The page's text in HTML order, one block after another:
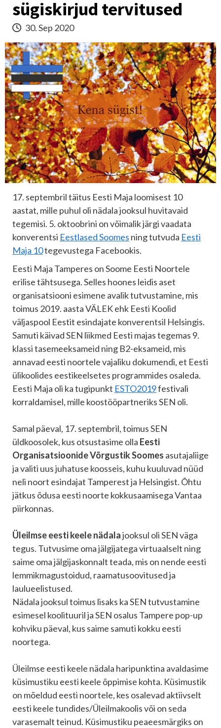
sügiskirjud tervitused
30. Sep 2020
17. septembril täitus Eesti Maja loomisest 10
aastat, mille puhul oli nädala jooksul huvitavaid
tegemisi. 5. oktoobrini on võimalik järgi vaadata
konverentsi Eestlased Soomes ning tutvuda Eesti
Maja 10tegevustega Facebookis.
Eesti Maja Tamperes on Soome Eesti Noortele
erilise tähtsusega. Selles hoones leidis aset
organisatsiooni esimene avalik tutvustamine, mis
toimus 2019. aasta VÄLEK ehk Eesti Koolid
väljaspool Eestit esindajate konverentsil Helsingis.
Samuti käivad SEN liikmed Eesti majas tegemas 9.
klassi tasemeeksameid ning B2-eksameid, mis
annavad eesti noortele vajaliku dokumendi, et Eesti
ülikoolides eestikeelsetes programmides osaleda.
Eesti Maja oli ka tugipunkt ESTO2019festivali
korraldamisel, mille koostööpartneriks SEN oli.
Samal päeval, 17. septembril, toimus SEN
üldkoosolek, kus otsustasime olla Eesti
Organisatsioonide Võrgustik Soomes asutajaliige
ja valiti uus juhatuse koosseis, kuhu kuuluvad nüüd
neli noort esindajat Tamperest ja Helsingist. Õhtu
jätkus õdusa eesti noorte kokkusaamisega Vantaa
piirkonnas.
Üleilmse eesti keele nädalajooksul oli SEN väga
tegus. Tutvusime oma jälgijatega virtuaalselt ning
saime oma jälgijaskonnalt teada, mis on nende eesti
lemmikmagustoidud, raamatusoovitused ja
laulueelistused.
Nädala jooksul toimus lisaks ka SEN tutvustamine
esimesel koolituuril ja SEN osalus Tampere pop-up
kohviku päeval, kus saime samuti kokku eesti
noortega.
Üleilmse eesti keele nädala haripunktina avaldasime
küsimustiku eesti keele õppimise kohta. Küsimustik
on mõeldud eesti noortele, kes osalevad aktiivselt
eesti keele tundides/Üleilmakoolis või on seda
varasemalt teinud. Küsimustiku peaeesmärgiks on